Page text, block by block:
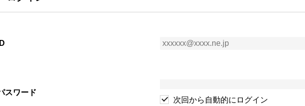
ID
スワード
次回から自動的にログイン